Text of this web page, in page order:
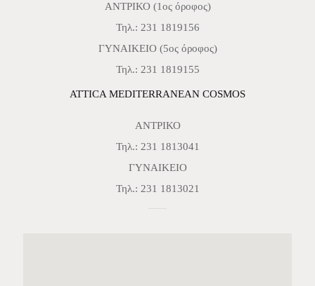
ΑΝΤΡΙΚΟ (1ος όροφος)
Τηλ.: 231 1819156
ΓΥΝΑΙΚΕΙΟ (5ος όροφος)
Τηλ.: 231 1819155
ATTICA MEDITERRANEAN COSMOS
ΑΝΤΡΙΚΟ
Τηλ.: 231 1813041
ΓΥΝΑΙΚΕΙΟ
Τηλ.: 231 1813021